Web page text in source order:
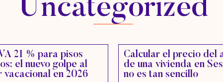
Uncategorized
21 % para pisos
el nuevo golpe al
vacacional en 2026
Calcular el precio del
de una vivienda en
no es tan sencillo